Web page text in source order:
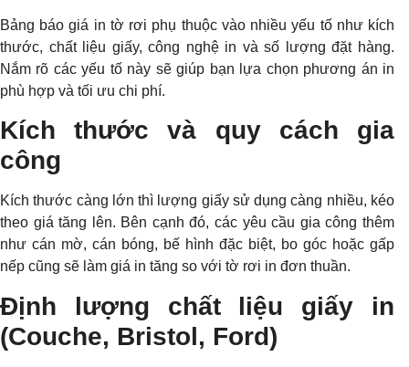
Bảng báo giá in tờ rơi phụ thuộc vào nhiều yếu tố như kích
thước, chất liệu giấy, công nghệ in và số lượng đặt hàng.
Nắm rõ các yếu tố này sẽ giúp bạn lựa chọn phương án in
phù hợp và tối ưu chi phí.
Kích thước và quy cách gia
công
Kích thước càng lớn thì lượng giấy sử dụng càng nhiều, kéo
theo giá tăng lên. Bên cạnh đó, các yêu cầu gia công thêm
như cán mờ, cán bóng, bế hình đặc biệt, bo góc hoặc gấp
nếp cũng sẽ làm giá in tăng so với tờ rơi in đơn thuần.
Định lượng chất liệu giấy in
(Couche, Bristol, Ford)